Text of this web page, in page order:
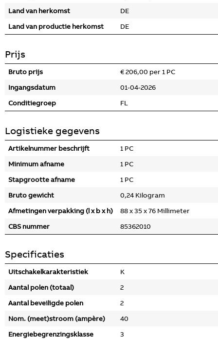
Land van herkomst
DE
Land van productie herkomst
DE
Prijs
Bruto prijs
€ 206,00 per 1 PC
Ingangsdatum
01-04-2026
Conditiegroep
FL
Logistieke gegevens
Artikelnummer beschrijft
1 PC
Minimum afname
1 PC
Stapgrootte afname
1 PC
Bruto gewicht
0,24 Kilogram
Afmetingen verpakking (l x b x h)
88 x 35 x 76 Millimeter
CBS nummer
85362010
Specificaties
Uitschakelkarakteristiek
K
Aantal polen (totaal)
2
Aantal beveiligde polen
2
Nom. (meet)stroom (ampère)
40
Energiebegrenzingsklasse
3